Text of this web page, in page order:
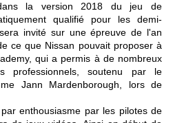
la version 2018 du jeu de
qualifié pour les demi-
invité sur une épreuve de l'an
ce que Nissan pouvait proposer à
qui a permis à de nombreux
professionnels, soutenu par le
Jann Mardenborough, lors de
enthousiasme par les pilotes de